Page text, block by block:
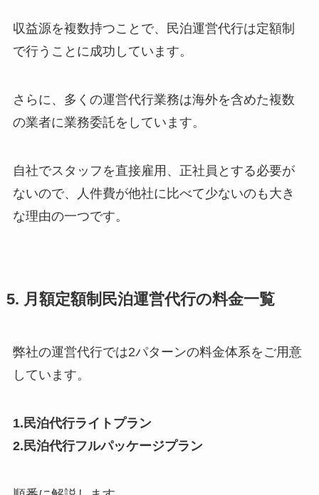
収益源を複数持つことで、民泊運営代行は定額制
で行うことに成功しています。
さらに、多くの運営代行業務は海外を含めた複数
の業者に業務委託をしています。
自社でスタッフを直接雇用、正社員とする必要が
ないので、人件費が他社に比べて少ないのも大き
な理由の一つです。
5. 月額定額制民泊運営代行の料金一覧
弊社の運営代行では2パターンの料金体系をご用意
しています。
1.民泊代行ライトプラン
2.民泊代行フルパッケージプラン